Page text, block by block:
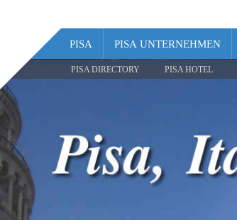
PISA PISA UNTERNEHMEN
PISA DIRECTORY PISA HOTEL